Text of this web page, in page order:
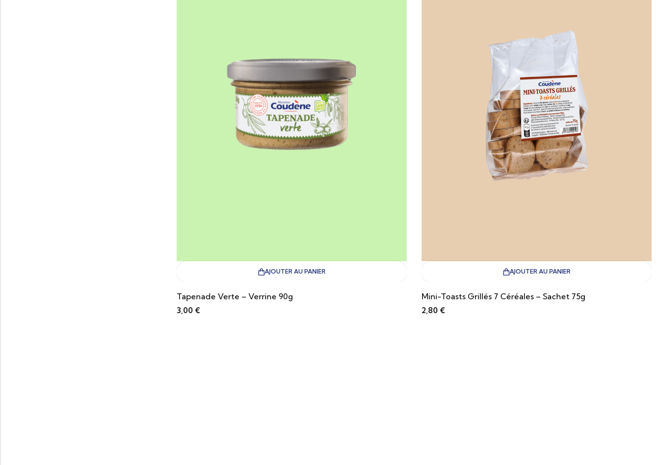
AJOUTER AU PANIER
Tapenade Verte – Verrine 90g
3,00 €
AJOUTER AU PANIER
Mini-Toasts Grillés 7 Céréales – Sachet 75g
2,80 €